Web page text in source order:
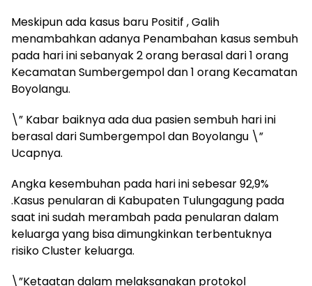
Meskipun ada kasus baru Positif , Galih
menambahkan adanya Penambahan kasus sembuh
pada hari ini sebanyak 2 orang berasal dari 1 orang
Kecamatan Sumbergempol dan 1 orang Kecamatan
Boyolangu.
\” Kabar baiknya ada dua pasien sembuh hari ini
berasal dari Sumbergempol dan Boyolangu \”
Ucapnya.
Angka kesembuhan pada hari ini sebesar 92,9%
.Kasus penularan di Kabupaten Tulungagung pada
saat ini sudah merambah pada penularan dalam
keluarga yang bisa dimungkinkan terbentuknya
risiko Cluster keluarga.
\”Ketaatan dalam melaksanakan protokol